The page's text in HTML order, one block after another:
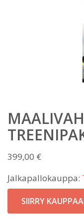
399,00 €
Jalkapallokauppa:
SIIRRY